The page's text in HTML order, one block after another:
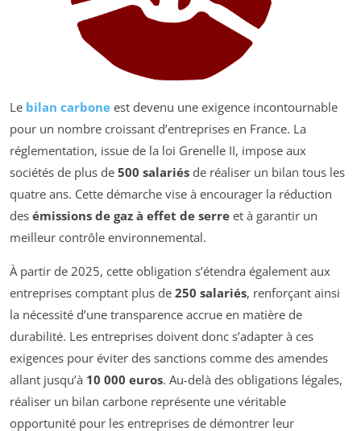
Le bilan carbone est devenu une exigence incontournable
pour un nombre croissant d’entreprises en France. La
réglementation, issue de la loi Grenelle II, impose aux
sociétés de plus de 500 salariés de réaliser un bilan tous les
quatre ans. Cette démarche vise à encourager la réduction
des émissions de gaz à effet de serre et à garantir un
meilleur contrôle environnemental.
À partir de 2025, cette obligation s’étendra également aux
entreprises comptant plus de 250 salariés, renforçant ainsi
la nécessité d’une transparence accrue en matière de
durabilité. Les entreprises doivent donc s’adapter à ces
exigences pour éviter des sanctions comme des amendes
allant jusqu’à 10 000 euros. Au-delà des obligations légales,
réaliser un bilan carbone représente une véritable
opportunité pour les entreprises de démontrer leur